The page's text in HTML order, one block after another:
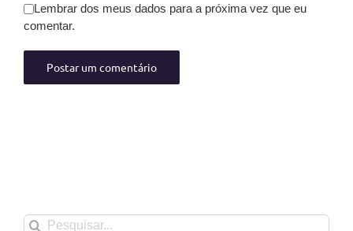
Lembrar dos meus dados para a próxima vez que eu
comentar.
Buscar